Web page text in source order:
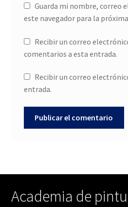
Guarda mi nombre, correo
este navegador para la
Recibir un correo
comentarios a esta entrada.
Recibir un correo
entrada.
Academia de